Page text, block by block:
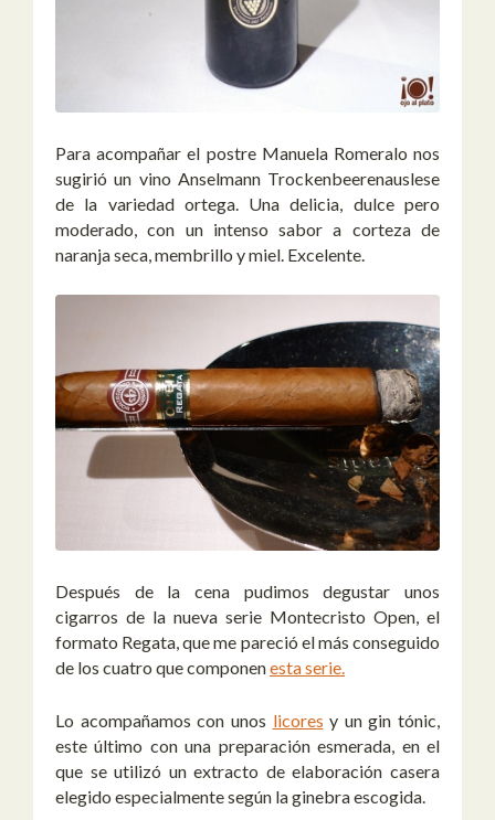
Para acompañar el postre Manuela Romeralo nos
sugirió un vino Anselmann Trockenbeerenauslese
de la variedad ortega. Una delicia, dulce pero
moderado, con un intenso sabor a corteza de
naranja seca, membrillo y miel. Excelente.
Después de la cena pudimos degustar unos
cigarros de la nueva serie Montecristo Open, el
formato Regata, que me pareció el más conseguido
de los cuatro que componenesta serie.
Lo acompañamos con unos licores y un gin tónic,
este último con una preparación esmerada, en el
que se utilizó un extracto de elaboración casera
elegido especialmente según la ginebra escogida.